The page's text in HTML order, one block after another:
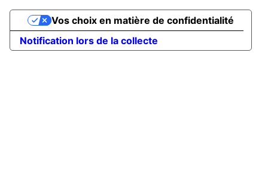
Notification lors de la collecte
Vos choix en matière de confidentialité